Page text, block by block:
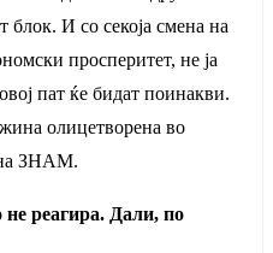
И со секоја смена на
просперитет, не ја
пат ќе бидат поинакви.
олицетворена во
на ЗНАМ.
реагира. Дали, по